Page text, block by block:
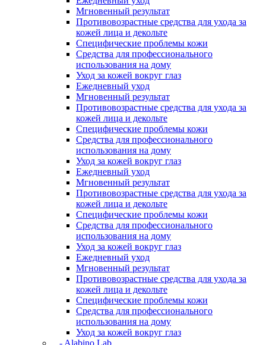
Мгновенный результат
Противовозрастные средства для ухода за
кожей лица и декольте
Специфические проблемы кожи
Средства для профессионального
использования на дому
Уход за кожей вокруг глаз
Ежедневный уход
Мгновенный результат
Противовозрастные средства для ухода за
кожей лица и декольте
Специфические проблемы кожи
Средства для профессионального
использования на дому
Уход за кожей вокруг глаз
Ежедневный уход
Мгновенный результат
Противовозрастные средства для ухода за
кожей лица и декольте
Специфические проблемы кожи
Средства для профессионального
использования на дому
Уход за кожей вокруг глаз
Ежедневный уход
Мгновенный результат
Противовозрастные средства для ухода за
кожей лица и декольте
Специфические проблемы кожи
Средства для профессионального
использования на дому
Уход за кожей вокруг глаз
- Alabino Lab